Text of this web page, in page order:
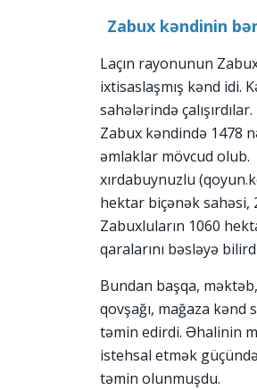
Zabux kəndinin
Laçın rayonunun
ixtisaslaşmış kənd idi.
sahələrində
Zabux kəndində 1478
əmlaklar mövcud
xırdabuynuzlu
hektar biçənək sahəsi,
Zabuxluların 1060
qaralarını bəsləyə
Bundan başqa,
qovşağı, mağaza
təmin edirdi. Əhalinin
istehsal etmək
təmin olunmuşdu.